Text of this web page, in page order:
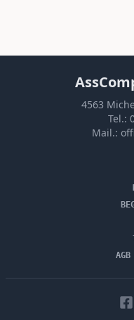
4563
Tel.:
Mail.:
AGB